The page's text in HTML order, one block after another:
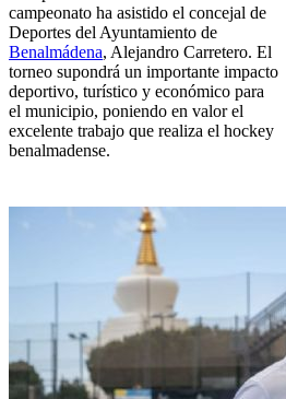
campeonato ha asistido el concejal de
Deportes del Ayuntamiento de
Benalmádena, Alejandro Carretero. El
torneo supondrá un importante impacto
deportivo, turístico y económico para
el municipio, poniendo en valor el
excelente trabajo que realiza el hockey
benalmadense.